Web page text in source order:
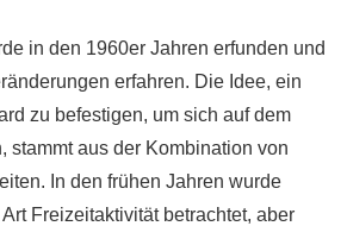
in den 1960er Jahren erfunden und
erfahren. Die Idee, ein
zu befestigen, um sich auf dem
stammt aus der Kombination von
In den frühen Jahren wurde
Freizeitaktivität betrachtet, aber